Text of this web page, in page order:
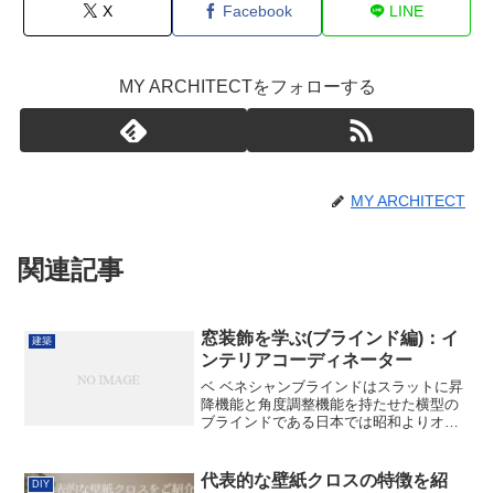
X Facebook LINE
MY ARCHITECTをフォローする
MY ARCHITECT
関連記事
建築
窓装飾を学ぶ(ブラインド編)：イ
ンテリアコーディネーター
ベ ベネシャンブラインドはスラットに昇
降機能と角度調整機能を持たせた横型の
ブラインドである日本では昭和よりオフ
素材アルミのスラット24の焼付塗装をし
DIY
代表的な壁紙クロスの特徴を紹